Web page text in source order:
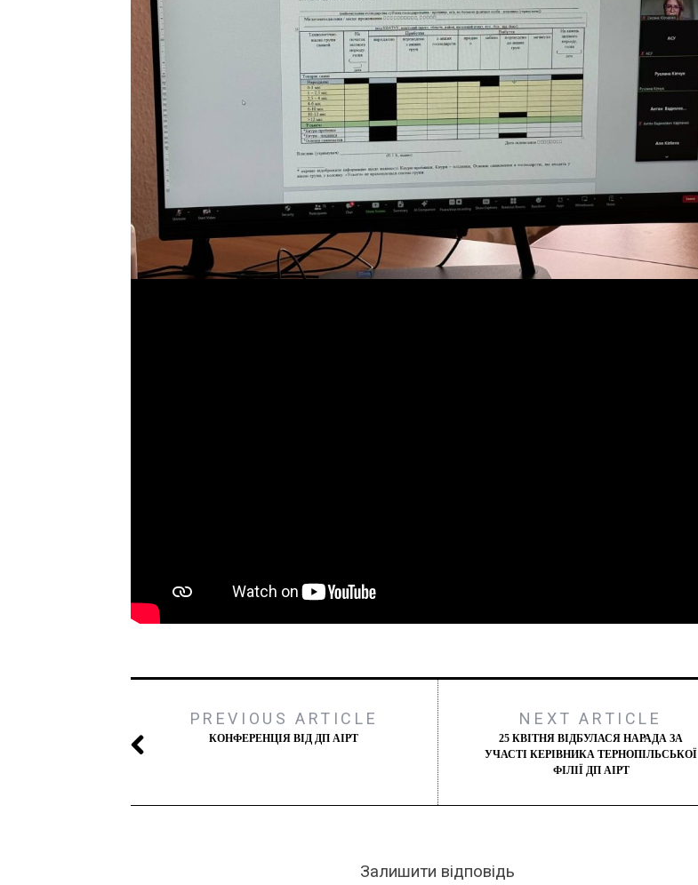
PREVIOUS ARTICLE
КОНФЕРЕНЦІЯ ВІД ДП АІРТ
NEXT ARTICLE
25 КВІТНЯ ВІДБУЛАСЯ НАРАДА ЗА
УЧАСТІ КЕРІВНИКА ТЕРНОПІЛЬСЬКОЇ
ФІЛІЇ ДП АІРТ
Залишити відповідь